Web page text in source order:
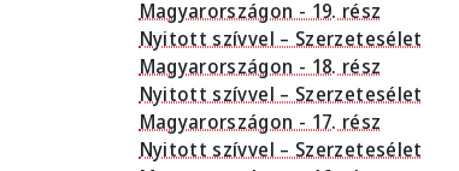
Magyarországon - 19. rész
Nyitott szívvel – Szerzetesélet
Magyarországon - 18. rész
Nyitott szívvel – Szerzetesélet
Magyarországon - 17. rész
Nyitott szívvel – Szerzetesélet